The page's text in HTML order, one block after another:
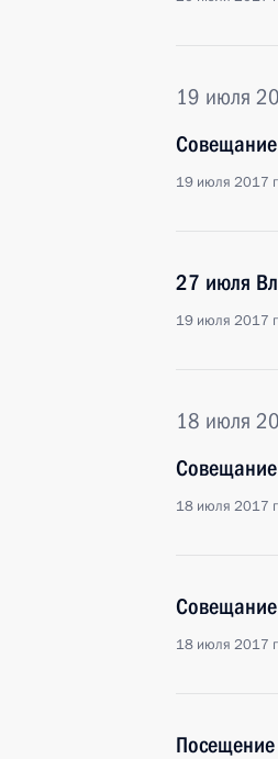
19 июля
Совещание
19 июля 2017
27 июля
19 июля 2017
18 июля
Совещание
18 июля 2017
Совещание
18 июля 2017